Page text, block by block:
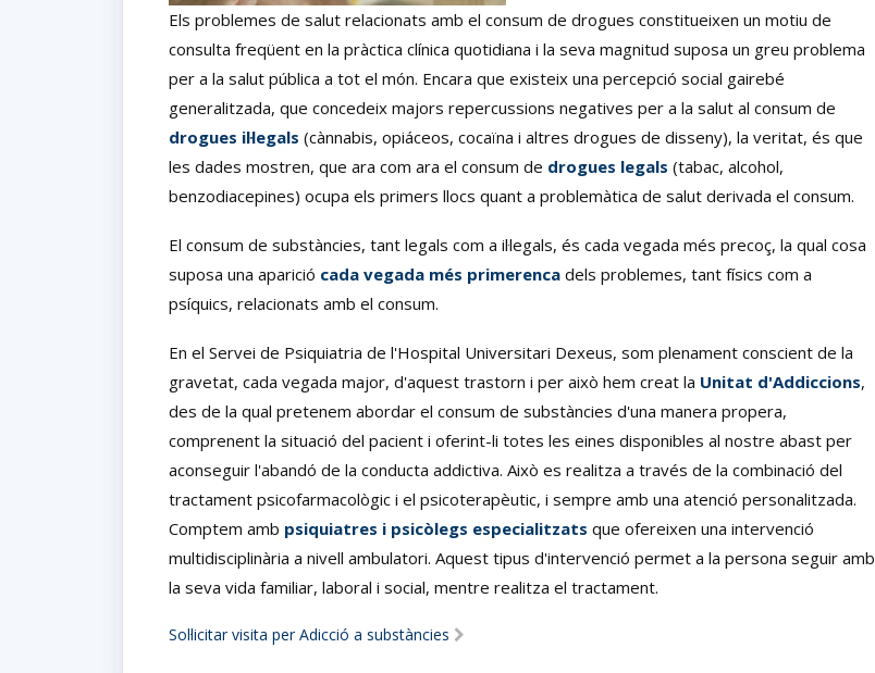
Els problemes de salut relacionats amb el consum de drogues constitueixen un motiu de
consulta freqüent en la pràctica clínica quotidiana i la seva magnitud suposa un greu problema
per a la salut pública a tot el món. Encara que existeix una percepció social gairebé
generalitzada, que concedeix majors repercussions negatives per a la salut al consum de
drogues il·legals (cànnabis, opiáceos, cocaïna i altres drogues de disseny), la veritat, és que
les dades mostren, que ara com ara el consum de drogues legals (tabac, alcohol,
benzodiacepines) ocupa els primers llocs quant a problemàtica de salut derivada el consum.
El consum de substàncies, tant legals com a il·legals, és cada vegada més precoç, la qual cosa
suposa una aparició cada vegada més primerenca dels problemes, tant físics com a
psíquics, relacionats amb el consum.
En el Servei de Psiquiatria de l'Hospital Universitari Dexeus, som plenament conscient de la
gravetat, cada vegada major, d'aquest trastorn i per això hem creat la Unitat d'Addiccions,
des de la qual pretenem abordar el consum de substàncies d'una manera propera,
comprenent la situació del pacient i oferint-li totes les eines disponibles al nostre abast per
aconseguir l'abandó de la conducta addictiva. Això es realitza a través de la combinació del
tractament psicofarmacològic i el psicoterapèutic, i sempre amb una atenció personalitzada.
Comptem amb psiquiatres i psicòlegs especialitzats que ofereixen una intervenció
multidisciplinària a nivell ambulatori. Aquest tipus d'intervenció permet a la persona seguir amb
la seva vida familiar, laboral i social, mentre realitza el tractament.
Sol·licitar visita per Adicció a substàncies